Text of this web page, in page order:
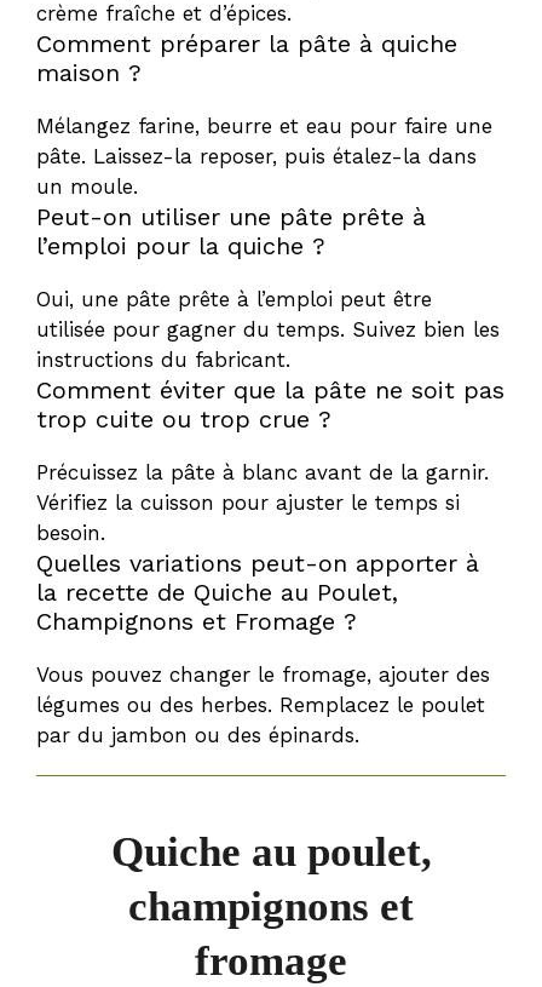
crème fraîche et d’épices.
Comment préparer la pâte à quiche
maison ?
Mélangez farine, beurre et eau pour faire une
pâte. Laissez-la reposer, puis étalez-la dans
un moule.
Peut-on utiliser une pâte prête à
l’emploi pour la quiche ?
Oui, une pâte prête à l’emploi peut être
utilisée pour gagner du temps. Suivez bien les
instructions du fabricant.
Comment éviter que la pâte ne soit pas
trop cuite ou trop crue ?
Précuissez la pâte à blanc avant de la garnir.
Vérifiez la cuisson pour ajuster le temps si
besoin.
Quelles variations peut-on apporter à
la recette de Quiche au Poulet,
Champignons et Fromage ?
Vous pouvez changer le fromage, ajouter des
légumes ou des herbes. Remplacez le poulet
par du jambon ou des épinards.
Quiche au poulet,
champignons et
fromage